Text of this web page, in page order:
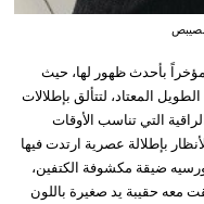
بصيبص
مؤخراً بأحدث ظهور لها، حيث
المعتاد، لتتألق بإطلالات
التي تناسب الأوقات
بإطلالة عصرية ارتدت فيها
ضيقة مكشوفة الكتفين،
معه حقيبة يد صغيرة باللون